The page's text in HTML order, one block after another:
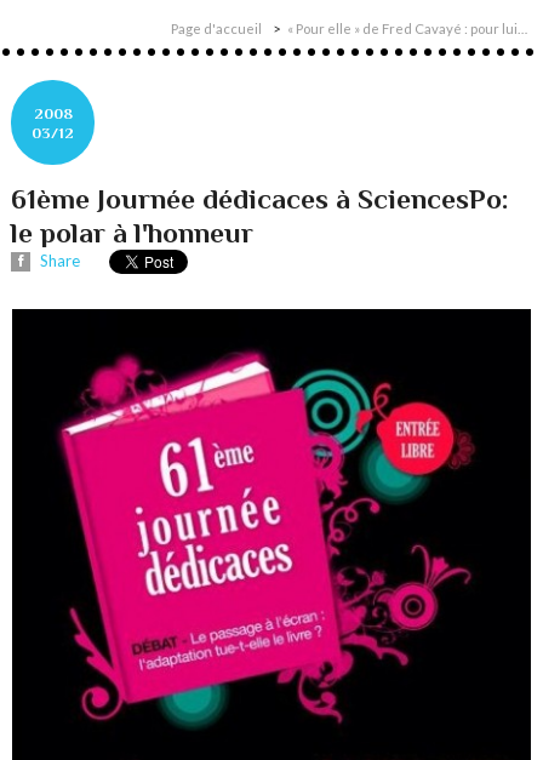
Page d'accueil « Pour elle » de Fred Cavayé : pour lui…
2008
03/12
61ème Journée dédicaces à SciencesPo:
le polar à l'honneur
Share